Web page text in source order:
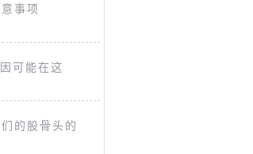
事项
可能在这
的股骨头的